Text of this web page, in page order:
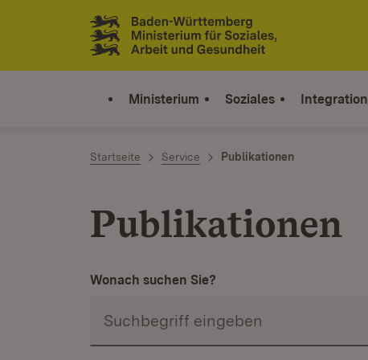
Zum Inhalt springen
Link zur Startseite
Ministerium Soziales Integration
Startseite Service Publikationen
Publikationen
Wonach suchen Sie?